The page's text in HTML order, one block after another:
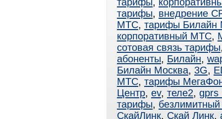
тарифы, внедрение
МТС, тарифы Билайн
корпоративный МТС,
сотовая связь тарифы
абоненты, Билайн,
Билайн Москва, 3G,
МТС, тарифы
Центр, ev, теле2, gprs
тарифы,
СкайЛинк, Скай Линк,